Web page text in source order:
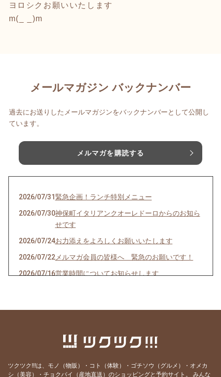
ヨロシクお願いいたします
m(_ _)m
メールマガジン バックナンバー
過去にお送りしたメールマガジンをバックナンバーとして公開し
ています。
メルマガを購読する
2026/07/31 緊急企画！ランチ特別メニュー
2026/07/30神保町イタリアンクオーレドーロからのお知ら
せです
2026/07/24お力添えをよろしくお願いいたします
2026/07/22メルマガ会員の皆様へ 緊急のお願いです！
2026/07/16営業時間についてお知らせします
急なお知らせですみません！
2026/06/19 モモのパスタの試作を作りました
ツクツク!!!は、モノ（物販）・コト（体験）・ゴチソウ（グルメ）・オメカ
シ（美容）・チョクバイ（産地直送）のショッピングと予約サイト。
みんな